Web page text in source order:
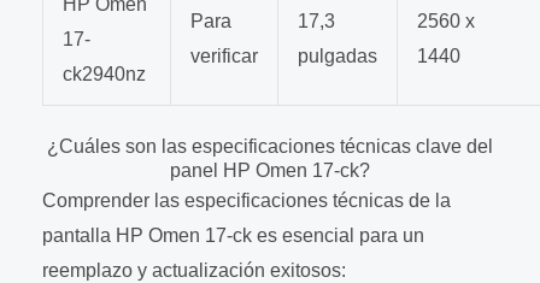
HP Omen
17-
ck2940nz
Para
verificar
17,3
pulgadas
2560 x
1440
¿Cuáles son las especificaciones técnicas clave del
panel HP Omen 17-ck?
Comprender las especificaciones técnicas de la
pantalla HP Omen 17-ck es esencial para un
reemplazo y actualización exitosos: